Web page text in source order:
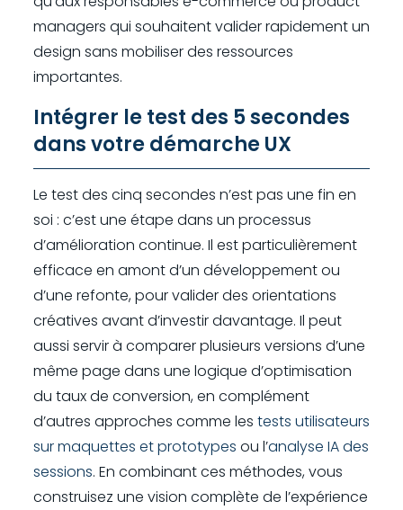
managers qui souhaitent valider rapidement un
design sans mobiliser des ressources
importantes.
Intégrer le test des 5 secondes
dans votre démarche UX
Le test des cinq secondes n’est pas une fin en
soi : c’est une étape dans un processus
d’amélioration continue. Il est particulièrement
efficace en amont d’un développement ou
d’une refonte, pour valider des orientations
créatives avant d’investir davantage. Il peut
aussi servir à comparer plusieurs versions d’une
même page dans une logique d’optimisation
du taux de conversion, en complément
d’autres approches comme les tests utilisateurs
sur maquettes et prototypes ou l’analyse IA des
sessions. En combinant ces méthodes, vous
construisez une vision complète de l’expérience